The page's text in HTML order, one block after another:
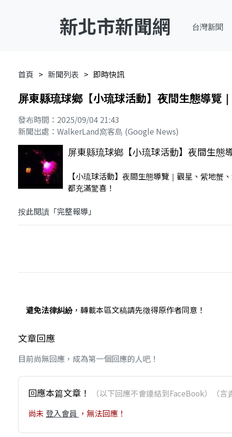
新北市新聞網 台灣新聞
首頁 新聞列表 即時快訊
屏東縣琉球鄉【小琉球活動】夜間生態導覽
發布時間：2025/09/04 21:43
新聞出處：WalkerLand窩客島 (Google News)
屏東縣琉球鄉【小琉球活動】夜間生態
【小琉球活動】夜間生態導覽｜觀星、紫地
都充滿驚喜！
按此閱讀「完整報導」
避免法律糾紛，轉載本區文稿請先徵得原作者同意！
文章回應
目前尚無回應，成為第一個回應的人吧！
回應本篇文章！ （以下回應不會連結到FaceBook）（
尚未 登入會員 ，無法回應！